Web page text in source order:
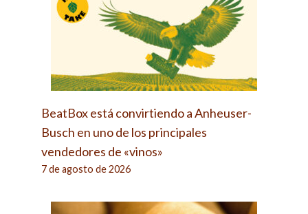
BeatBox está convirtiendo a Anheuser-
Busch en uno de los principales
vendedores de «vinos»
7 de agosto de 2026